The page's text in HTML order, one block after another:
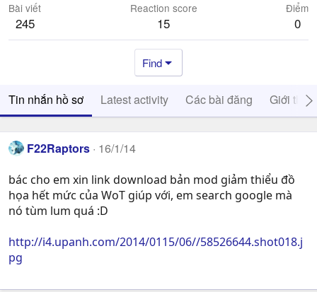
Bài viết
245
Reaction score
15
Điểm
0
Find
Tin nhắn hồ sơ Latest activity Các bài đăng Giới thiệu
F22Raptors 16/1/14
bác cho em xin link download bản mod giảm thiểu đồ
họa hết mức của WoT giúp với, em search google mà
nó tùm lum quá :D
http://i4.upanh.com/2014/0115/06//58526644.shot018.j
pg